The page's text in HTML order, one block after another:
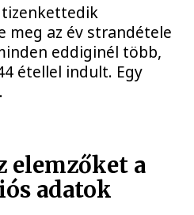
meg az év strandétele
eddiginél több,
étellel indult. Egy
elemzőket a
adatok